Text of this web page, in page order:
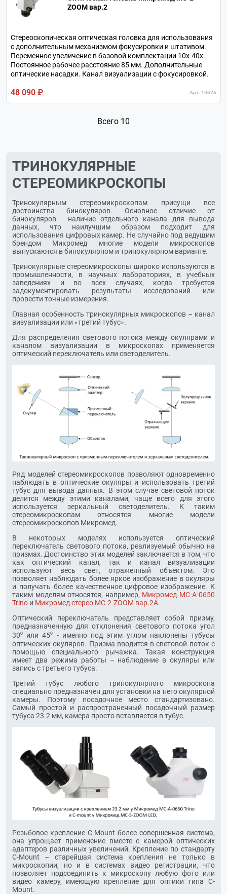
ZOOM вар.2
Стереоскопическая оптическая головка для использования
с дополнительным механизмом фокусировки и штативом.
Переменное увеличение в базовой комплектации 10х-40х.
Постоянное рабочее расстояние 85 мм. Дополнительные
оптические насадки. Канал визуализации с фокусировкой.
48 090 ₽ Арт. 10626
Всего 10
ТРИНОКУЛЯРНЫЕ
СТЕРЕОМИКРОСКОПЫ
Тринокулярным стереомикроскопам присущи все
достоинства бинокуляров. Основное отличие от
бинокуляров - наличие отдельного канала для вывода
данных, что наилучшим образом подходит для
использования цифровых камер. Не случайно под ведущим
брендом Микромед многие модели микроскопов
выпускаются в бинокулярном и тринокулярном варианте.
Тринокулярные стереомикроскопы широко используются в
промышленности, в научных лабораториях, в учебных
заведениях и во всех случаях, когда требуется
задокументировать результаты исследований или
провести точные измерения.
Главная особенность тринокулярных микроскопов – канал
визуализации или «третий тубус».
Для распределения светового потока между окулярами и
каналом визуализации в микроскопах применяется
оптический переключатель или светоделитель.
Ряд моделей стереомикроскопов позволяют одновременно
наблюдать в оптические окуляры и использовать третий
тубус для вывода данных. В этом случае световой поток
делится между этими каналами, чаще всего для этого
используется зеркальный светоделитель. К таким
стереомикроскопам относятся многие модели
стереомикроскопов Микромед.
В некоторых моделях используется оптический
переключатель светового потока, реализуемый обычно на
призмах. Достоинство этих моделей заключается в том, что
как оптический канал, так и канал визуализации
используют весь свет, отраженный объектом. Это
позволяет наблюдать более яркое изображение в окуляры
и получать более качественное цифровое изображение. К
таким моделям относятся, например, Микромед MC-A-0650
Trino и Микромед стерео МС-2-ZOOM вар.2A.
Оптический переключатель представляет собой призму,
предназначенную для отклонения светового потока угол
30⁰ или 45⁰ - именно под этим углом наклонены тубусы
оптических окуляров. Призма вводится в световой поток с
помощью специального рычажка. Такая конструкция
имеет два режима работы – наблюдение в окуляры или
запись с третьего тубуса.
Третий тубус любого тринокулярного микроскопа
специально предназначен для установки на него окулярной
камеры. Поэтому посадочное место стандартизовано.
Самый простой и распространенный посадочный размер
тубуса 23.2 мм, камера просто вставляется в тубус.
Резьбовое крепление C-Mount более совершенная система,
она упрощает применение вместе с камерой оптических
адаптеров различных увеличений. Крепление по стандарту
C-Мount – старейшая система крепления не только в
микроскопии, но и в системах видео регистрации, что
позволяет подсоединить к микроскопу любую фото или
видео камеру, имеющую крепление для оптики типа C-
Mount.